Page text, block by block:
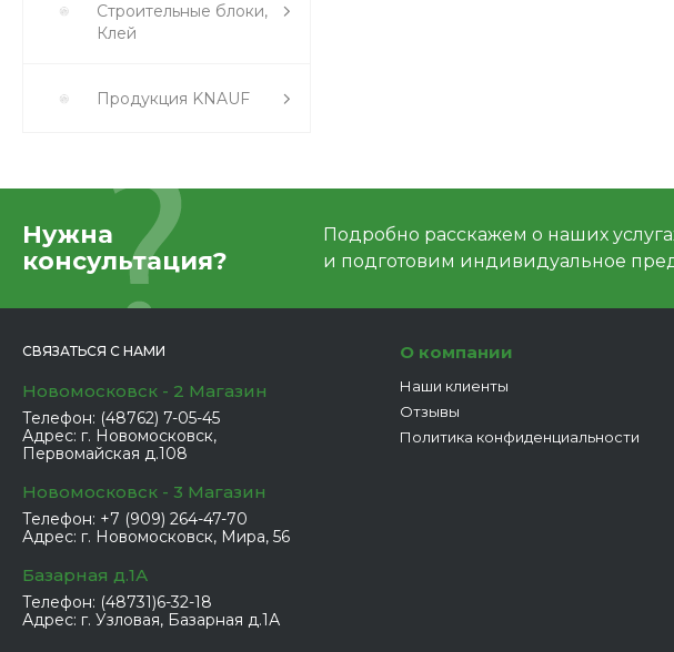
Строительные блоки,
Клей
Продукция KNAUF
Нужна
консультация?
Подробно расскажем о наших
и подготовим индивидуальное
СВЯЗАТЬСЯ С НАМИ
Новомосковск - 2 Магазин
Телефон: (48762) 7-05-45
Адрес: г. Новомосковск,
Первомайская д.108
Новомосковск - 3 Магазин
Телефон: +7 (909) 264-47-70
Адрес: г. Новомосковск, Мира, 56
Базарная д.1А
Телефон: (48731)6-32-18
Адрес: г. Узловая, Базарная д.1А
О компании
Наши клиенты
Отзывы
Политика конфиденциальности